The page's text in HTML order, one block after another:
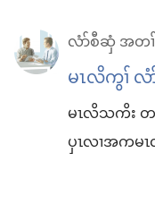
လံာ်စီဆှံ အတ
မၤလိကွၢ် လံ
မၤလိသကိး
ပှၤလၢအကမ